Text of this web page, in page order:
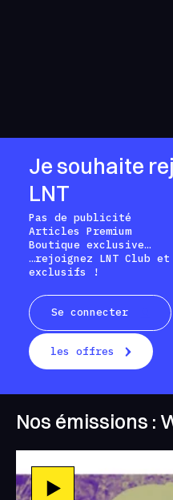
Je souhaite
LNT
Pas de publicité
Articles Premium
Boutique exclusive…
…rejoignez LNT Club
exclusifs !
Se connecter
les offres
Nos émissions :